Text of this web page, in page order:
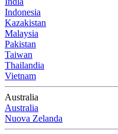
Indonesia
Kazakistan
Malaysia
Pakistan
Taiwan
Thailandia
Vietnam
Australia
Australia
Nuova Zelanda